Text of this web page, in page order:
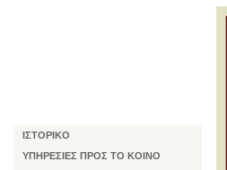
ΙΣΤΟΡΙΚΟ
ΥΠΗΡΕΣΙΕΣ ΠΡΟΣ ΤΟ ΚΟΙΝΟ